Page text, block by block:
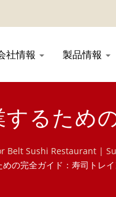
社情報 製品情報
るため
Belt Sushi Restaurant |
めの完全ガイド：寿司トレ